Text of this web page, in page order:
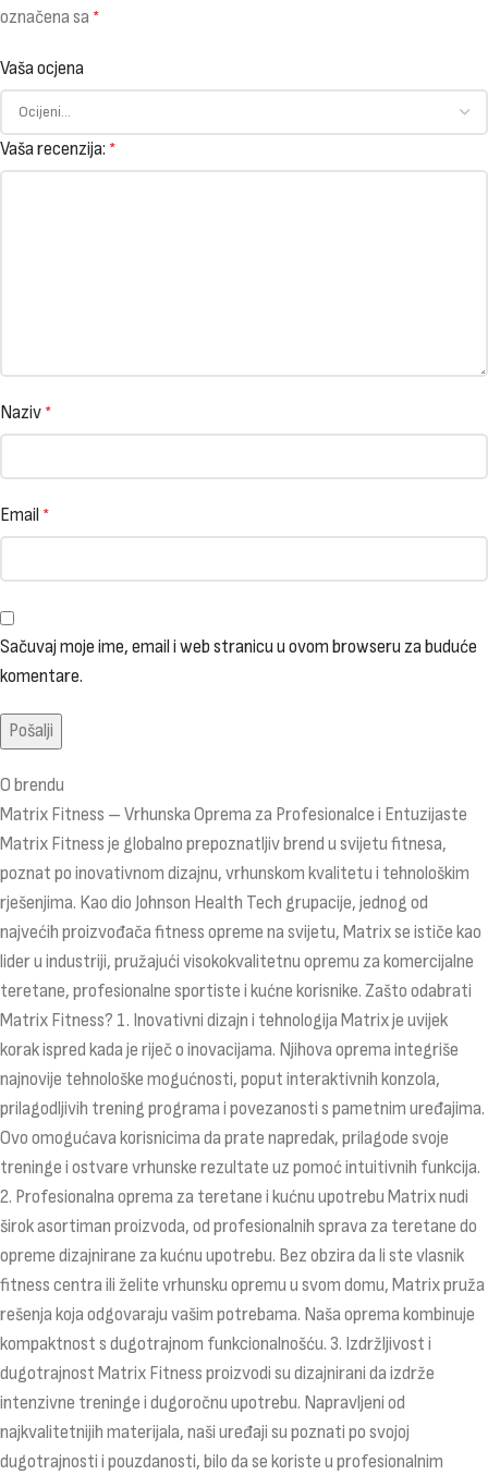
označena sa *
Vaša ocjena
Vaša recenzija: *
Naziv *
Email *
Sačuvaj moje ime, email i web stranicu u ovom browseru za buduće
komentare.
O brendu
Matrix Fitness – Vrhunska Oprema za Profesionalce i Entuzijaste
Matrix Fitness je globalno prepoznatljiv brend u svijetu fitnesa,
poznat po inovativnom dizajnu, vrhunskom kvalitetu i tehnološkim
rješenjima. Kao dio Johnson Health Tech grupacije, jednog od
najvećih proizvođača fitness opreme na svijetu, Matrix se ističe kao
lider u industriji, pružajući visokokvalitetnu opremu za komercijalne
teretane, profesionalne sportiste i kućne korisnike. Zašto odabrati
Matrix Fitness? 1. Inovativni dizajn i tehnologija Matrix je uvijek
korak ispred kada je riječ o inovacijama. Njihova oprema integriše
najnovije tehnološke mogućnosti, poput interaktivnih konzola,
prilagodljivih trening programa i povezanosti s pametnim uređajima.
Ovo omogućava korisnicima da prate napredak, prilagode svoje
treninge i ostvare vrhunske rezultate uz pomoć intuitivnih funkcija.
2. Profesionalna oprema za teretane i kućnu upotrebu Matrix nudi
širok asortiman proizvoda, od profesionalnih sprava za teretane do
opreme dizajnirane za kućnu upotrebu. Bez obzira da li ste vlasnik
fitness centra ili želite vrhunsku opremu u svom domu, Matrix pruža
rešenja koja odgovaraju vašim potrebama. Naša oprema kombinuje
kompaktnost s dugotrajnom funkcionalnošću. 3. Izdržljivost i
dugotrajnost Matrix Fitness proizvodi su dizajnirani da izdrže
intenzivne treninge i dugoročnu upotrebu. Napravljeni od
najkvalitetnijih materijala, naši uređaji su poznati po svojoj
dugotrajnosti i pouzdanosti, bilo da se koriste u profesionalnim